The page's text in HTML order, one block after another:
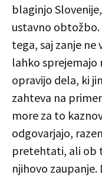
blaginjo
ustavno obtožbo.
tega, saj zanje
lahko sprejemajo
opravijo dela, ki
zahteva na
more za to
odgovarjajo,
pretehtati, ali ob
njihovo